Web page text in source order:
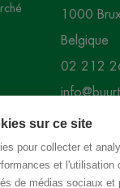
sur ce site
pour collecter et
et l'utilisation
de médias sociaux et
1000
Belgique
02 212
Facebook